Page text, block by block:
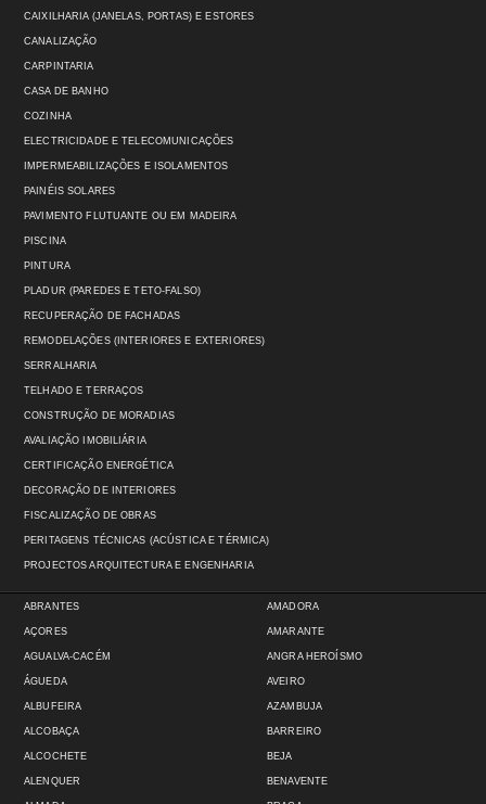
CAIXILHARIA (JANELAS, PORTAS) E ESTORES
CANALIZAÇÃO
CARPINTARIA
CASA DE BANHO
COZINHA
ELECTRICIDADE E TELECOMUNICAÇÕES
IMPERMEABILIZAÇÕES E ISOLAMENTOS
PAINÉIS SOLARES
PAVIMENTO FLUTUANTE OU EM MADEIRA
PISCINA
PINTURA
PLADUR (PAREDES E TETO-FALSO)
RECUPERAÇÃO DE FACHADAS
REMODELAÇÕES (INTERIORES E EXTERIORES)
SERRALHARIA
TELHADO E TERRAÇOS
CONSTRUÇÃO DE MORADIAS
AVALIAÇÃO IMOBILIÁRIA
CERTIFICAÇÃO ENERGÉTICA
DECORAÇÃO DE INTERIORES
FISCALIZAÇÃO DE OBRAS
PERITAGENS TÉCNICAS (ACÚSTICA E TÉRMICA)
PROJECTOS ARQUITECTURA E ENGENHARIA
ABRANTES
AÇORES
AGUALVA-CACÉM
ÁGUEDA
ALBUFEIRA
ALCOBAÇA
ALCOCHETE
ALENQUER
AMADORA
AMARANTE
ANGRA HEROÍSMO
AVEIRO
AZAMBUJA
BARREIRO
BEJA
BENAVENTE